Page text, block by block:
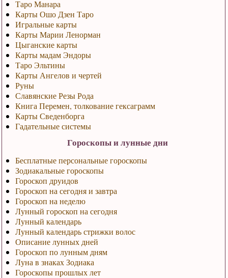
Таро Манара
Карты Ошо Дзен Таро
Игральные карты
Карты Марии Ленорман
Цыганские карты
Карты мадам Эндоры
Таро Эльтины
Карты Ангелов и чертей
Руны
Славянские Резы Рода
Книга Перемен, толкование гексаграмм
Карты Сведенборга
Гадательные системы
Гороскопы и лунные дни
Бесплатные персональные гороскопы
Зодиакальные гороскопы
Гороскоп друидов
Гороскоп на сегодня и завтра
Гороскоп на неделю
Лунный гороскоп на сегодня
Лунный календарь
Лунный календарь стрижки волос
Описание лунных дней
Гороскоп по лунным дням
Луна в знаках Зодиака
Гороскопы прошлых лет